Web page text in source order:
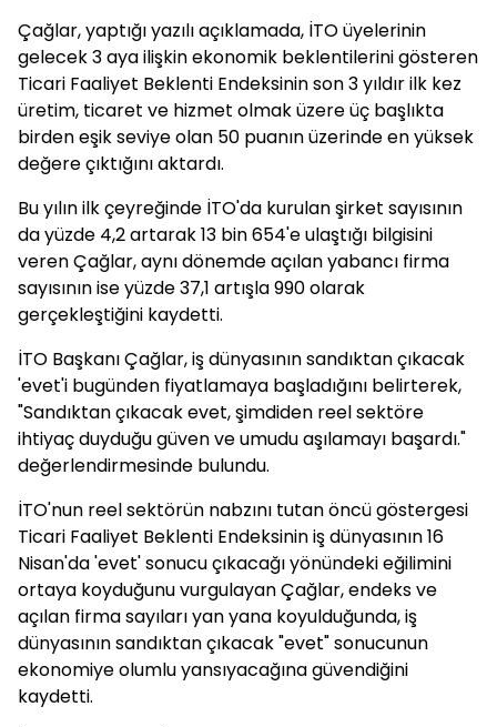
Çağlar, yaptığı yazılı açıklamada, İTO üyelerinin
gelecek 3 aya ilişkin ekonomik beklentilerini gösteren
Ticari Faaliyet Beklenti Endeksinin son 3 yıldır ilk kez
üretim, ticaret ve hizmet olmak üzere üç başlıkta
birden eşik seviye olan 50 puanın üzerinde en yüksek
değere çıktığını aktardı.
Bu yılın ilk çeyreğinde İTO'da kurulan şirket sayısının
da yüzde 4,2 artarak 13 bin 654'e ulaştığı bilgisini
veren Çağlar, aynı dönemde açılan yabancı firma
sayısının ise yüzde 37,1 artışla 990 olarak
gerçekleştiğini kaydetti.
İTO Başkanı Çağlar, iş dünyasının sandıktan çıkacak
'evet'i bugünden fiyatlamaya başladığını belirterek,
"Sandıktan çıkacak evet, şimdiden reel sektöre
ihtiyaç duyduğu güven ve umudu aşılamayı başardı."
değerlendirmesinde bulundu.
İTO'nun reel sektörün nabzını tutan öncü göstergesi
Ticari Faaliyet Beklenti Endeksinin iş dünyasının 16
Nisan'da 'evet' sonucu çıkacağı yönündeki eğilimini
ortaya koyduğunu vurgulayan Çağlar, endeks ve
açılan firma sayıları yan yana koyulduğunda, iş
dünyasının sandıktan çıkacak "evet" sonucunun
ekonomiye olumlu yansıyacağına güvendiğini
kaydetti.